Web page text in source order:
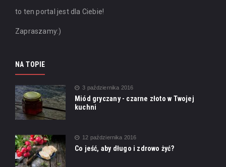
to ten portal jest dla Ciebie!
Zapraszamy:)
NA TOPIE
3 października 2016
Miód gryczany - czarne złoto w Twojej
kuchni
12 października 2016
Co jeść, aby długo i zdrowo żyć?